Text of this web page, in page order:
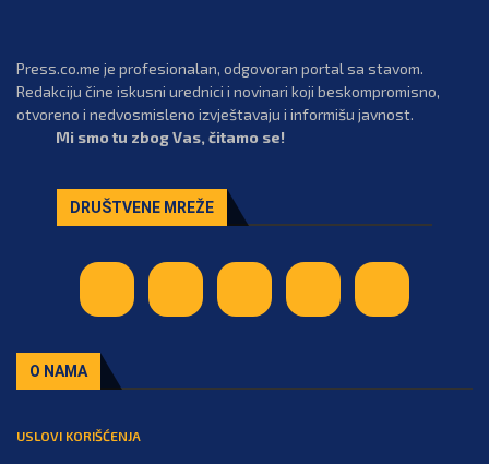
Press.co.me je profesionalan, odgovoran portal sa stavom.
Redakciju čine iskusni urednici i novinari koji beskompromisno,
otvoreno i nedvosmisleno izvještavaju i informišu javnost.
Mi smo tu zbog Vas, čitamo se!
DRUŠTVENE MREŽE
O NAMA
USLOVI KORIŠĆENJA